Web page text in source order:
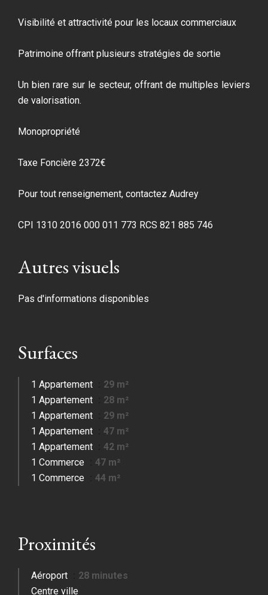
Visibilité et attractivité pour les locaux commerciaux
Patrimoine offrant plusieurs stratégies de sortie
Un bien rare sur le secteur, offrant de multiples leviers
de valorisation.
Monopropriété
Taxe Foncière 2372€
Pour tout renseignement, contactez Audrey
CPI 1310 2016 000 011 773 RCS 821 885 746
Autres visuels
Pas d'informations disponibles
Surfaces
1 Appartement
29 m²
1 Appartement
28 m²
1 Appartement
29 m²
1 Appartement
47 m²
1 Appartement
42 m²
1 Commerce
47 m²
1 Commerce
44 m²
Proximités
Aéroport
28 minutes
Centre ville